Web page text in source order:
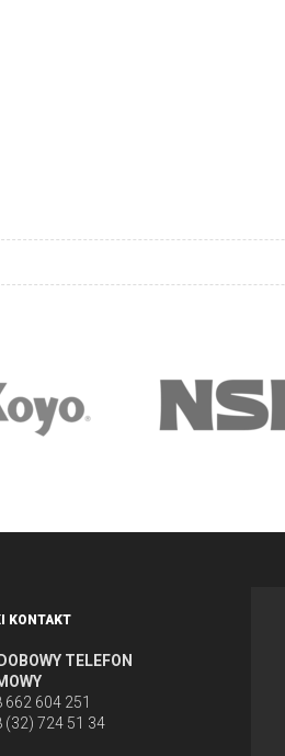
KONTAKT
TELEFON
662 604 251
(32) 724 51 34